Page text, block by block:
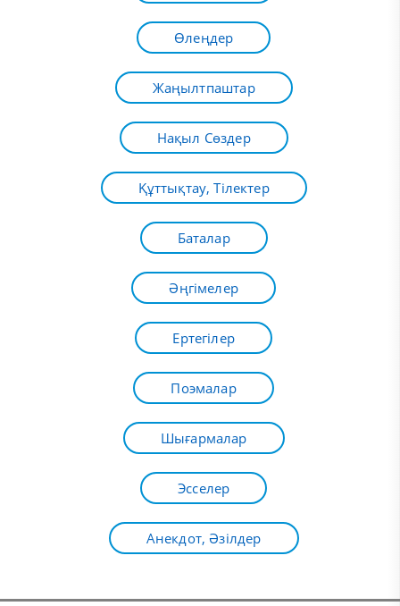
Өлеңдер
Жаңылтпаштар
Нақыл Сөздер
Құттықтау, Тілектер
Баталар
Әңгімелер
Ертегілер
Поэмалар
Шығармалар
Эсселер
Анекдот, Әзілдер